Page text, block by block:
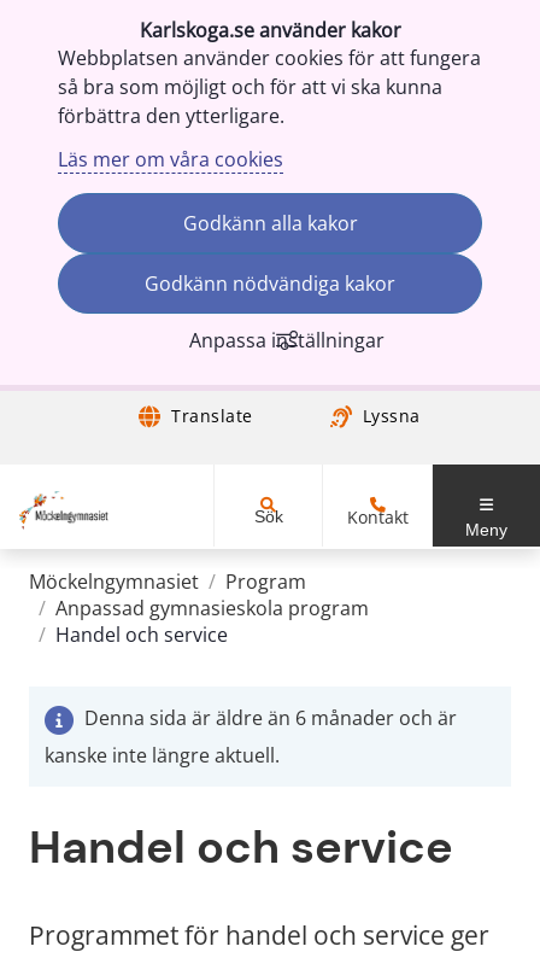
Karlskoga.se använder kakor
Webbplatsen använder cookies för att fungera
så bra som möjligt och för att vi ska kunna
förbättra den ytterligare.
Läs mer om våra cookies
Godkänn alla kakor
Godkänn nödvändiga kakor
Anpassa inställningar
Gå till innehåll Translate Lyssna
Sök Kontakt
Meny
Möckelngymnasiet / Program
/ Anpassad gymnasieskola program
/ Handel och service
Denna sida är äldre än 6 månader och är
kanske inte längre aktuell.
Handel och service
Programmet för handel och service ger